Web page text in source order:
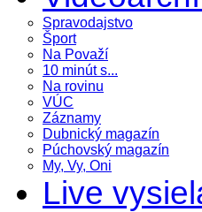
Spravodajstvo
Šport
Na Považí
10 minút s...
Na rovinu
VÚC
Záznamy
Dubnický magazín
Púchovský magazín
My, Vy, Oni
Live